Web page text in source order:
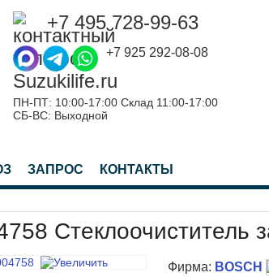
+7 495 728-99-63
+7 925 292-08-08
ПН-ПТ: 10:00-17:00 Склад 11:00-17:00
СБ-ВС: Выходной
ЗАПРОС КОНТАКТЫ
Стеклоочиститель
Фирма: BOSCH